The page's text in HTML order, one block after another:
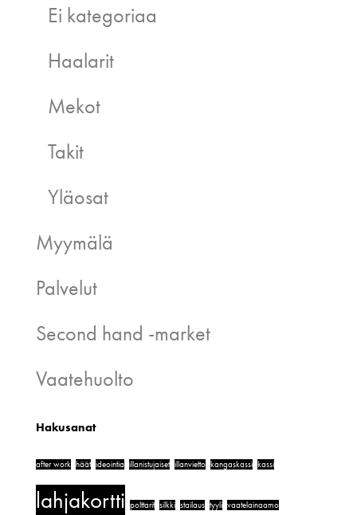
Ei kategoriaa
Haalarit
Mekot
Takit
Yläosat
Myymälä
Palvelut
Second hand -market
Vaatehuolto
Hakusanat
after work häät ideointia illanistujaiset illanvietto kangaskassi kassi
lahjakortti polttarit silkki stailaus tyyli vaatelainaamo